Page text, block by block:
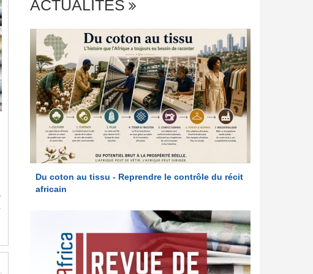
ACTUALITÉS
Du coton au tissu - Reprendre le contrôle du récit
africain